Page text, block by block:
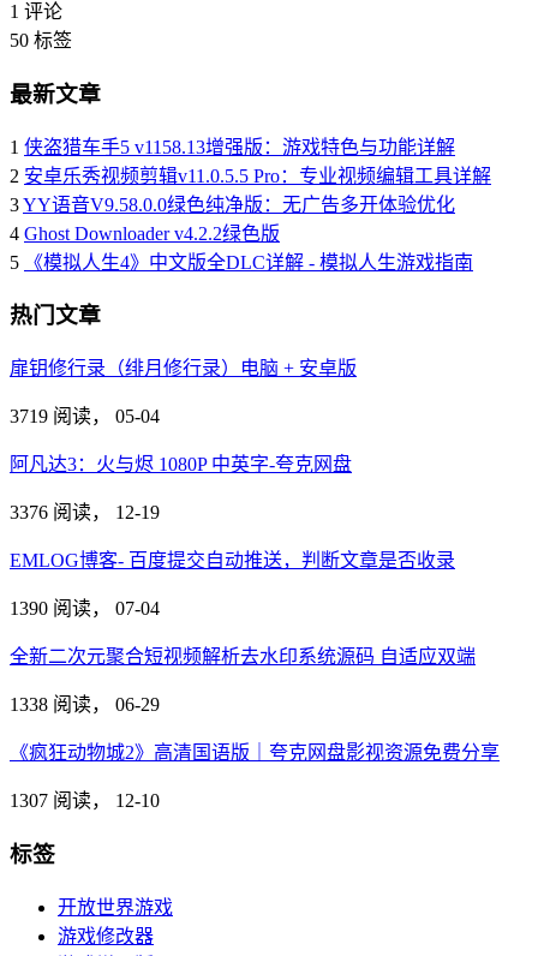
1 评论
50 标签
最新文章
1 侠盗猎车手5 v1158.13增强版：游戏特色与功能详解
2 安卓乐秀视频剪辑v11.0.5.5 Pro：专业视频编辑工具详解
3YY语音V9.58.0.0绿色纯净版：无广告多开体验优化
4 Ghost Downloader v4.2.2绿色版
5
《模拟人生4》中文版全DLC详解 - 模拟人生游戏指南
热门文章
扉钥修行录（绯月修行录）电脑 + 安卓版
3719 阅读， 05-04
阿凡达3：火与烬 1080P 中英字-夸克网盘
3376 阅读， 12-19
EMLOG博客- 百度提交自动推送，判断文章是否收录
1390 阅读， 07-04
全新二次元聚合短视频解析去水印系统源码 自适应双端
1338 阅读， 06-29
《疯狂动物城2》高清国语版｜夸克网盘影视资源免费分享
1307 阅读， 12-10
标签
开放世界游戏
游戏修改器